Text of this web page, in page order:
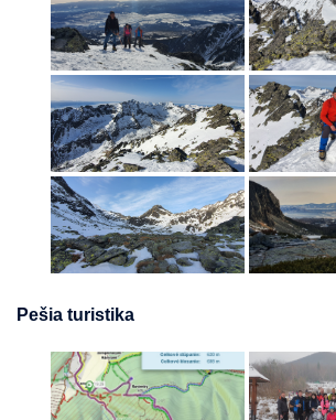
Pešia turistika